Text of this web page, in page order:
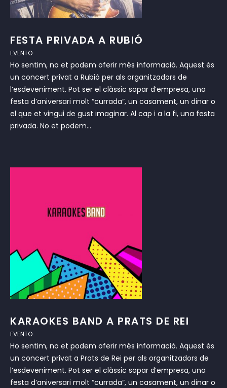
FESTA PRIVADA A RUBIÓ
EVENTO
Ho sentim, no et podem oferir més informació. Aquest és
un concert privat a Rubió per als organitzadors de
l’esdeveniment. Pot ser el clàssic sopar d’empresa, una
festa d’aniversari molt “currada”, un casament, un dinar o
el que et vingui de gust imaginar. Al cap i a la fi, una festa
privada. No et podem...
KARAOKES BAND A PRATS DE REI
EVENTO
Ho sentim, no et podem oferir més informació. Aquest és
un concert privat a Prats de Rei per als organitzadors de
l’esdeveniment. Pot ser el clàssic sopar d’empresa, una
festa d’aniversari molt “currada”, un casament, un dinar o